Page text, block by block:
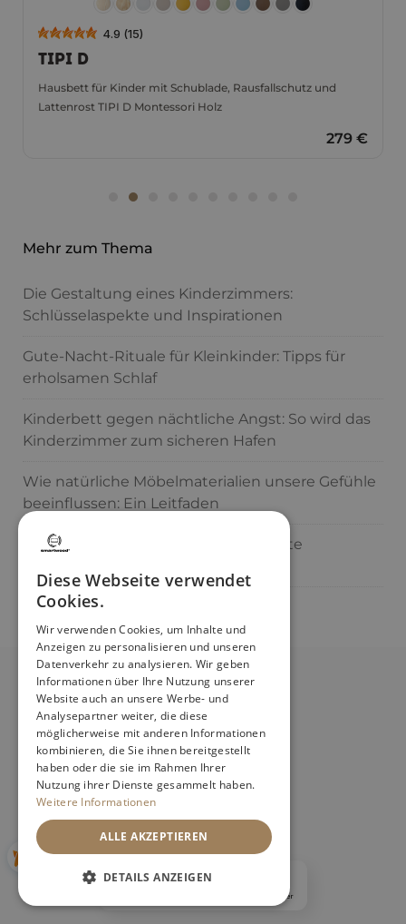
4.9 (15)
TIPI D
Hausbett für Kinder mit Schublade, Rausfallschutz und
Lattenrost TIPI D Montessori Holz
279 €
Mehr zum Thema
Die Gestaltung eines Kinderzimmers:
Schlüsselaspekte und Inspirationen
Gute-Nacht-Rituale für Kleinkinder: Tipps für
erholsamen Schlaf
Kinderbett gegen nächtliche Angst: So wird das
Kinderzimmer zum sicheren Hafen
Wie natürliche Möbelmaterialien unsere Gefühle
beeinflussen: Ein Leitfaden
Einschlaf-Helfer statt Handy: Die beste
shop@smartwood.de
4.9
von jeher
Diese Webseite verwendet
Cookies.
Wir verwenden Cookies, um Inhalte und
Anzeigen zu personalisieren und unseren
Datenverkehr zu analysieren. Wir geben
Informationen über Ihre Nutzung unserer
Website auch an unsere Werbe- und
Analysepartner weiter, die diese
möglicherweise mit anderen Informationen
kombinieren, die Sie ihnen bereitgestellt
haben oder die sie im Rahmen Ihrer
Nutzung ihrer Dienste gesammelt haben.
Weitere Informationen
ALLE AKZEPTIEREN
DETAILS ANZEIGEN